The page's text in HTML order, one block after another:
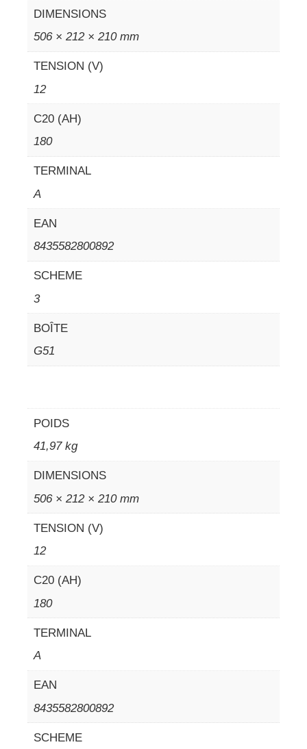
DIMENSIONS
506 × 212 × 210 mm
TENSION (V)
12
C20 (AH)
180
TERMINAL
A
EAN
8435582800892
SCHEME
3
BOÎTE
G51
POIDS
41,97 kg
DIMENSIONS
506 × 212 × 210 mm
TENSION (V)
12
C20 (AH)
180
TERMINAL
A
EAN
8435582800892
SCHEME